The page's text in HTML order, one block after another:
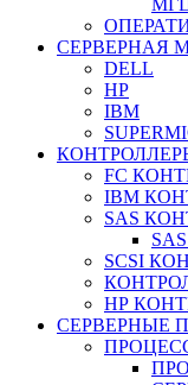
СЕРВЕРНАЯ
DELL
HP
IBM
FC
IBM
SAS
SCSI
НР
СЕРВЕРНЫЕ